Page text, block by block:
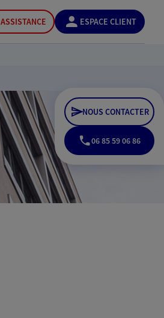
ASSISTANCE ESPACE CLIENT
NOUS CONTACTER
06 85 59 06 86